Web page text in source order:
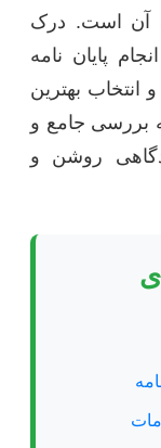
آن است. درک
پایان نامه
انتخاب بهترین
بررسی جامع و
روشن و